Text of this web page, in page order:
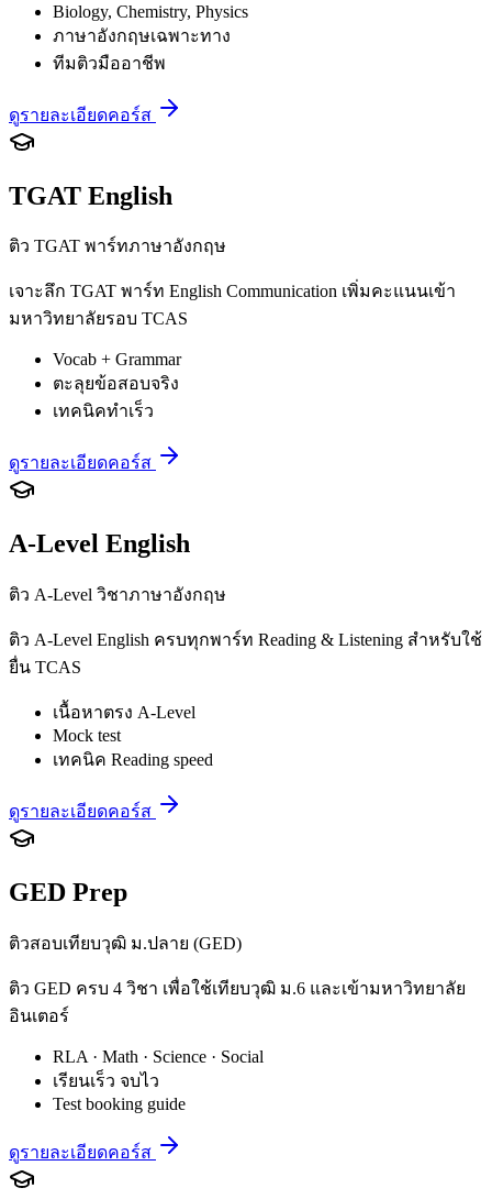
Biology, Chemistry, Physics
ภาษาอังกฤษเฉพาะทาง
ทีมติวมืออาชีพ
ดูรายละเอียดคอร์ส
TGAT English
ติว TGAT พาร์ทภาษาอังกฤษ
เจาะลึก TGAT พาร์ท English Communication เพิ่มคะแนนเข้า
มหาวิทยาลัยรอบ TCAS
Vocab + Grammar
ตะลุยข้อสอบจริง
เทคนิคทำเร็ว
ดูรายละเอียดคอร์ส
A-Level English
ติว A-Level วิชาภาษาอังกฤษ
ติว A-Level English ครบทุกพาร์ท Reading & Listening สำหรับใช้
ยื่น TCAS
เนื้อหาตรง A-Level
Mock test
เทคนิค Reading speed
ดูรายละเอียดคอร์ส
GED Prep
ติวสอบเทียบวุฒิ ม.ปลาย (GED)
ติว GED ครบ 4 วิชา เพื่อใช้เทียบวุฒิ ม.6 และเข้ามหาวิทยาลัย
อินเตอร์
RLA · Math · Science · Social
เรียนเร็ว จบไว
Test booking guide
ดูรายละเอียดคอร์ส